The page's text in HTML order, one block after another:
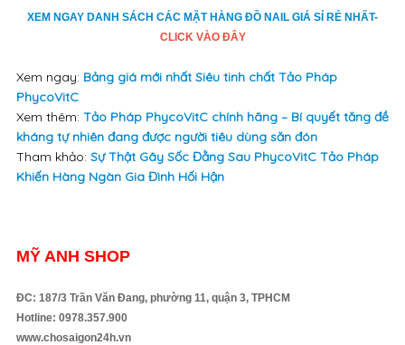
XEM NGAY DANH SÁCH CÁC MẶT HÀNG ĐỒ NAIL GIÁ SỈ RẺ NHẤT-
CLICK VÀO ĐÂY
Xem ngay: Bảng giá mới nhất Siêu tinh chất Tảo Pháp
PhycoVitC
Xem thêm: Tảo Pháp PhycoVitC chính hãng – Bí quyết tăng đề
kháng tự nhiên đang được người tiêu dùng săn đón
Tham khảo: Sự Thật Gây Sốc Đằng Sau PhycoVitC Tảo Pháp
Khiến Hàng Ngàn Gia Đình Hối Hận
MỸ ANH SHOP
ĐC: 187/3 Trần Văn Đang, phường 11, quận 3, TPHCM
Hotline: 0978.357.900
www.chosaigon24h.vn